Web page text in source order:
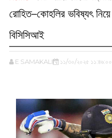
রোহিত–কোহলির ভবিষ্যৎ
বিসিসিআই
E SAMAKALIN ১১/৩০/২০২৫